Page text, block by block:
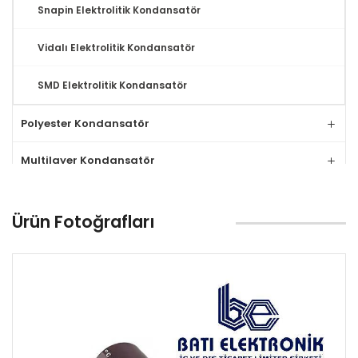
Snapin Elektrolitik Kondansatör
Vidalı Elektrolitik Kondansatör
SMD Elektrolitik Kondansatör
Polyester Kondansatör
Multilayer Kondansatör
MLCC Kondansatör
Ürün Fotoğrafları